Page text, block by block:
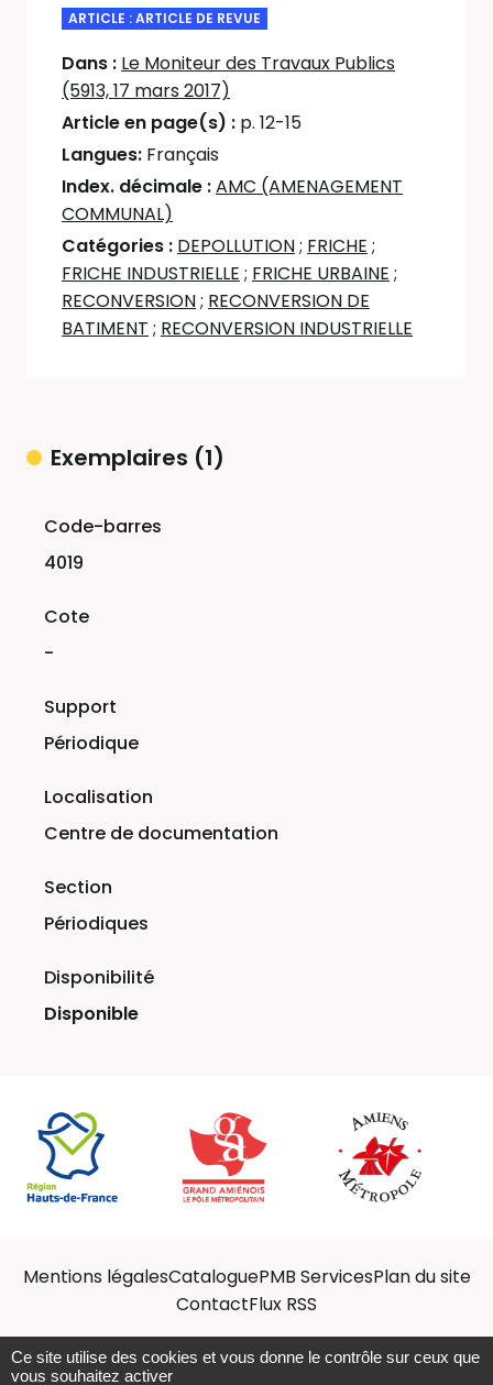
ARTICLE : ARTICLE DE REVUE
Dans : Le Moniteur des Travaux Publics
(5913, 17 mars 2017)
Article en page(s) : p. 12-15
Langues: Français
Index. décimale :AMC (AMENAGEMENT
COMMUNAL)
Catégories : DEPOLLUTION; FRICHE ;
FRICHE INDUSTRIELLE ; FRICHE URBAINE ;
RECONVERSION; RECONVERSION DE
BATIMENT ; RECONVERSION INDUSTRIELLE
Exemplaires (1)
4019
-
Périodique
Centre de documentation
Périodiques
Disponible
Mentions légalesCataloguePMB ServicesPlan du site
ContactFlux RSS
Ce site utilise des cookies et vous donne le contrôle sur ceux que
vous souhaitez activer